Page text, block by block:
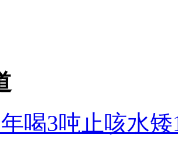
今感情生活
伤多人 警民合力深夜将其击毙
喝3吨止咳水